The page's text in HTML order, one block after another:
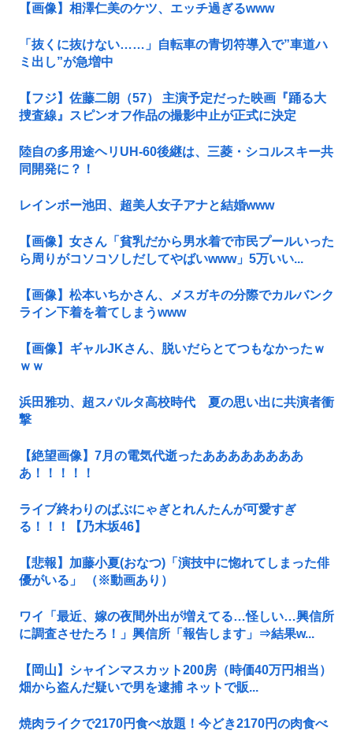
【画像】相澤仁美のケツ、エッチ過ぎるwww
「抜くに抜けない……」自転車の青切符導入で”車道ハ
ミ出し”が急増中
【フジ】佐藤二朗（57） 主演予定だった映画『踊る大
捜査線』スピンオフ作品の撮影中止が正式に決定
陸自の多用途ヘリUH-60後継は、三菱・シコルスキー共
同開発に？！
レインボー池田、超美人女子アナと結婚www
【画像】女さん「貧乳だから男水着で市民プールいった
ら周りがコソコソしだしてやばいwww」5万いい...
【画像】松本いちかさん、メスガキの分際でカルバンク
ライン下着を着てしまうwww
【画像】ギャルJKさん、脱いだらとてつもなかったｗ
ｗｗ
浜田雅功、超スパルタ高校時代 夏の思い出に共演者衝
撃
【絶望画像】7月の電気代逝ったああああああああ
あ！！！！！
ライブ終わりのばぶにゃぎとれんたんが可愛すぎ
る！！！【乃木坂46】
【悲報】加藤小夏(おなつ)「演技中に惚れてしまった俳
優がいる」 （※動画あり）
ワイ「最近、嫁の夜間外出が増えてる…怪しい…興信所
に調査させたろ！」興信所「報告します」⇒結果w...
【岡山】シャインマスカット200房（時価40万円相当）
畑から盗んだ疑いで男を逮捕 ネットで販...
焼肉ライクで2170円食べ放題！今どき2170円の肉食べ